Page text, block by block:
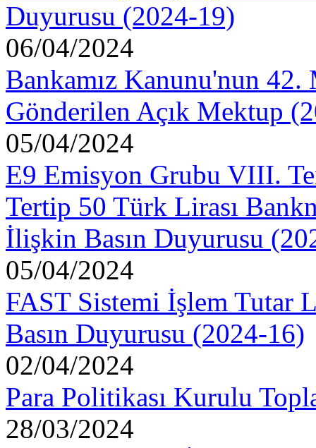
Duyurusu (2024-19)
06/04/2024
Bankamız Kanunu'nun 42.
Gönderilen Açık Mektup
05/04/2024
E9 Emisyon Grubu VIII.
Tertip 50 Türk Lirası
İlişkin Basın Duyurusu
05/04/2024
FAST Sistemi İşlem Tutar
Basın Duyurusu (2024-16)
02/04/2024
Para Politikası Kurulu
28/03/2024